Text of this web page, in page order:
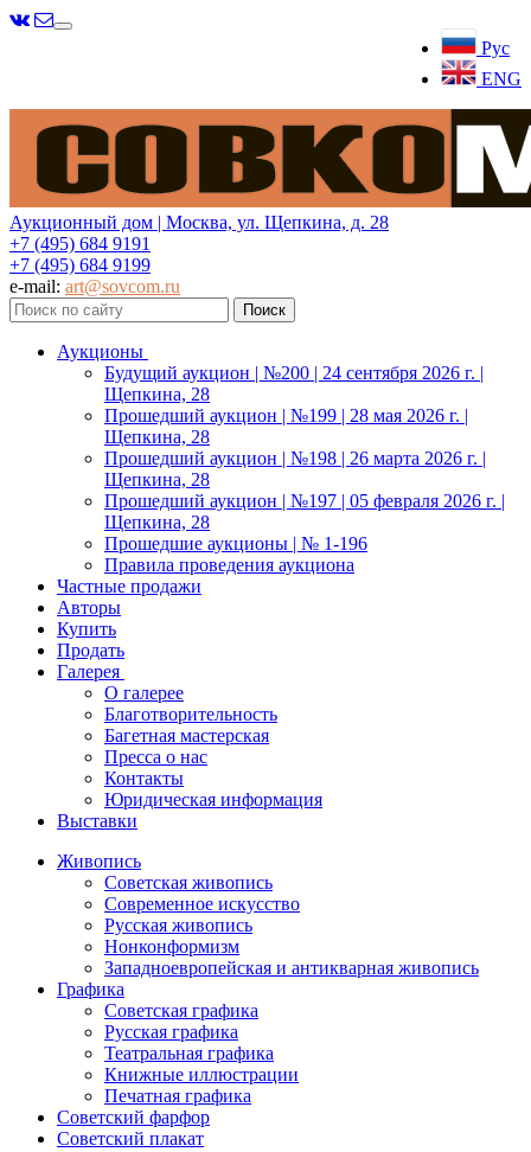
Рус
ENG
Меню
Аукционный дом | Москва, ул. Щепкина, д. 28
+7 (495) 684 9191
+7 (495) 684 9199
e-mail: art@sovcom.ru
Аукционы
Будущий аукцион | №200 | 24 сентября 2026 г. |
Щепкина, 28
Прошедший аукцион | №199 | 28 мая 2026 г. |
Щепкина, 28
Прошедший аукцион | №198 | 26 марта 2026 г. |
Щепкина, 28
Прошедший аукцион | №197 | 05 февраля 2026 г. |
Щепкина, 28
Прошедшие аукционы | № 1-196
Правила проведения аукциона
Частные продажи
Авторы
Купить
Продать
Галерея
О галерее
Благотворительность
Багетная мастерская
Пресса о нас
Контакты
Юридическая информация
Выставки
Живопись
Советская живопись
Современное искусство
Русская живопись
Нонконформизм
Западноевропейская и антикварная живопись
Графика
Советская графика
Русская графика
Театральная графика
Книжные иллюстрации
Печатная графика
Советский фарфор
Советский плакат